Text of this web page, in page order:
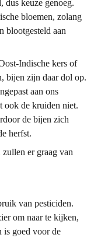
dus keuze genoeg.
bloemen, zolang
blootgesteld aan
Indische kers of
bijen zijn daar dol op.
aan ons
ook de kruiden niet.
de bijen zich
herfst.
er graag van
van pesticiden.
om naar te kijken,
is goed voor de